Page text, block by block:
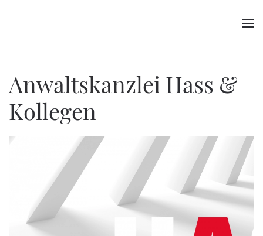
Anwaltskanzlei Hass &
Kollegen